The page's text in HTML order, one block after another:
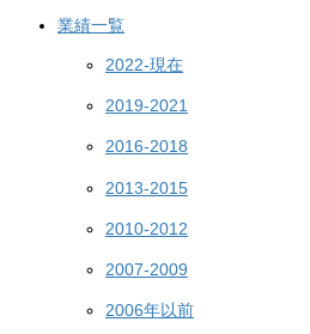
業績一覧
2022-現在
2019-2021
2016-2018
2013-2015
2010-2012
2007-2009
2006年以前